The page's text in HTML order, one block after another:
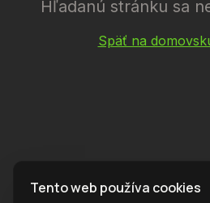
Hľadanú stránku sa
Späť na
Tento web používa cookies